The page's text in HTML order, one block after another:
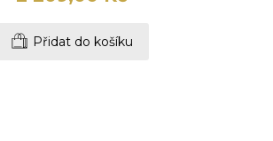
Přidat do košíku